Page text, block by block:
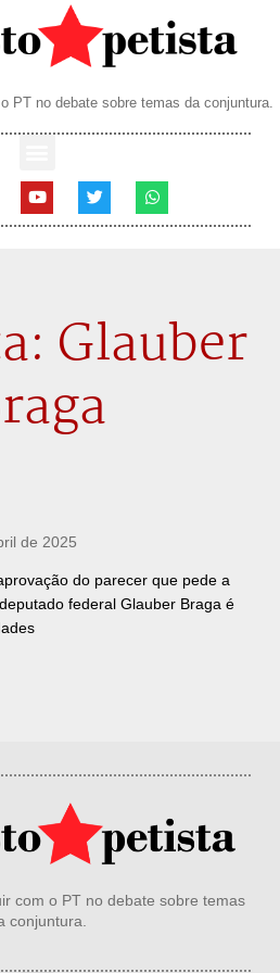
PT no debate sobre temas da conjuntura.
Glauber
de 2025
do parecer que pede a
federal Glauber Braga é
com o PT no debate sobre temas
conjuntura.